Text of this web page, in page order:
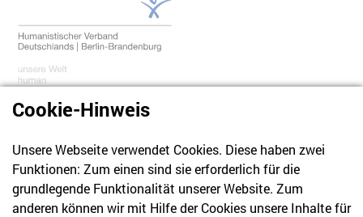
030 61 39 04 10
info@hvd-bb.de
Cookie-Hinweis
Unsere Webseite verwendet Cookies. Diese haben zwei
Funktionen: Zum einen sind sie erforderlich für die
grundlegende Funktionalität unserer Website. Zum
anderen können wir mit Hilfe der Cookies unsere Inhalte für